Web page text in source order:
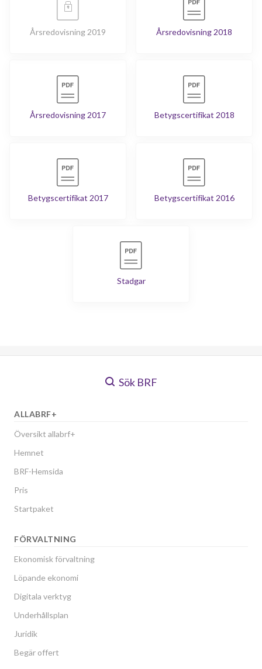
Årsredovisning 2019 Årsredovisning 2018
Årsredovisning 2017 Betygscertifikat 2018
Betygscertifikat 2017 Betygscertifikat 2016
Stadgar
Sök BRF
ALLABRF+
Översikt allabrf+
Hemnet
BRF-Hemsida
Pris
Startpaket
FÖRVALTNING
Ekonomisk förvaltning
Löpande ekonomi
Digitala verktyg
Underhållsplan
Juridik
Begär offert